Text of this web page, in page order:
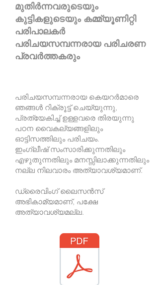
മുതിർന്നവരുടെയും
കുട്ടികളുടെയും കമ്മ്യൂണിറ്റി
പരിപാലകർ
പരിചയസമ്പന്നരായ പരിചരണ
പ്രവർത്തകരും
പരിചയസമ്പന്നരായ കെയറർമാരെ
ഞങ്ങൾ റിക്രൂട്ട് ചെയ്യുന്നു,
പ്രത്യേകിച്ച് ഉള്ളവരെ തിരയുന്നു
പഠന വൈകല്യങ്ങളിലും
ഓട്ടിസത്തിലും പരിചയം.
ഇംഗ്ലീഷ് സംസാരിക്കുന്നതിലും
എഴുതുന്നതിലും മനസ്സിലാക്കുന്നതിലും
നല്ല നിലവാരം അത്യാവശ്യമാണ്.
ഡ്രൈവിംഗ് ലൈസൻസ്
അഭികാമ്യമാണ്, പക്ഷേ
അത്യാവശ്യമല്ല.